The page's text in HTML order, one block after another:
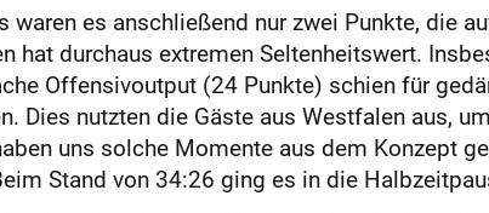
es anschließend nur zwei Punkte, die
hat durchaus extremen Seltenheitswert.
Offensivoutput (24 Punkte) schien für
Dies nutzten die Gäste aus Westfalen aus,
uns solche Momente aus dem Konzept
Stand von 34:26 ging es in die